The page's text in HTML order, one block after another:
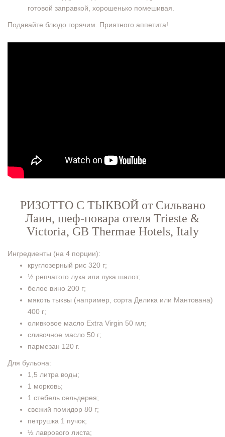
готовой заправкой, хорошенько помешивая.
Подавайте блюдо горячим. Приятного аппетита!
РИЗОТТО С ТЫКВОЙ от Сильвано
Лаин, шеф-повара отеля Trieste &
Victoria, GB Thermae Hotels, Italy
Ингредиенты (на 4 порции):
круглозерный рис 320 г;
½ репчатого лука или лука шалот;
белое вино 200 г;
мякоть тыквы (например, сорта Делика или Мантована)
400 г;
оливковое масло Extra Virgin 50 мл;
сливочное масло 50 г;
пармезан 120 г.
Для бульона:
1,5 литра воды;
1 морковь;
1 стебель сельдерея;
свежий помидор 80 г;
петрушка 1 пучок;
½ лаврового листа;